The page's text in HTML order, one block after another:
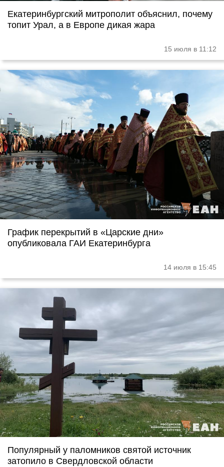
Екатеринбургский митрополит объяснил, почему
топит Урал, а в Европе дикая жара
15 июля в 11:12
График перекрытий в «Царские дни»
опубликовала ГАИ Екатеринбурга
14 июля в 15:45
Популярный у паломников святой источник
затопило в Свердловской области